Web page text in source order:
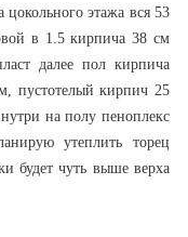
этажа вся 53
в 1.5 кирпича 38 см
далее пол кирпича
пустотелый кирпич 25
на полу пеноплекс
утеплить торец
будет чуть выше верха